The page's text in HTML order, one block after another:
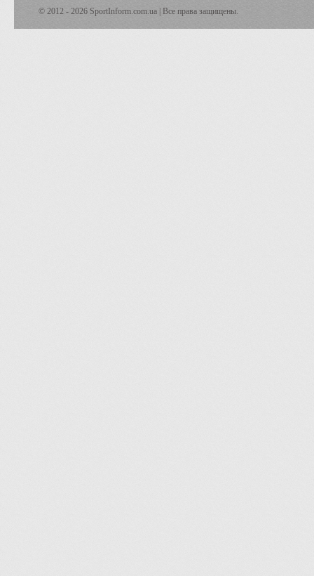
© 2012 - 2026 SportInform.com.ua | Все права защищены.